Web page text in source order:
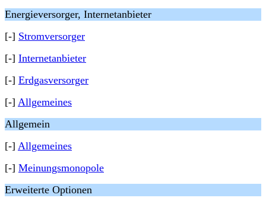
Energieversorger, Internetanbieter
[-] Stromversorger
[-] Internetanbieter
[-] Erdgasversorger
[-] Allgemeines
Allgemein
[-] Allgemeines
[-] Meinungsmonopole
Erweiterte Optionen